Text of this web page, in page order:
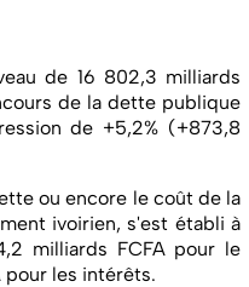
de 16 802,3 milliards
de la dette publique
de +5,2% (+873,8
ou encore le coût de la
ivoirien, s'est établi à
milliards FCFA pour le
pour les intérêts.